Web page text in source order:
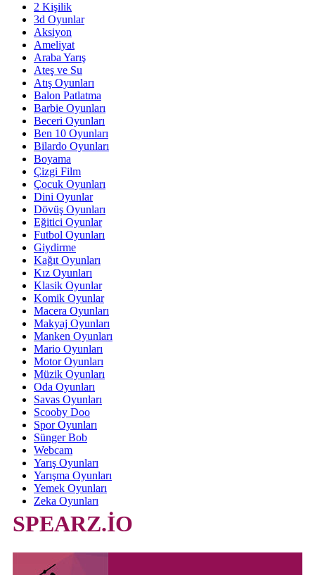
2 Kişilik
3d Oyunlar
Aksiyon
Ameliyat
Araba Yarış
Ateş ve Su
Atış Oyunları
Balon Patlatma
Barbie Oyunları
Beceri Oyunları
Ben 10 Oyunları
Bilardo Oyunları
Boyama
Çizgi Film
Çocuk Oyunları
Dini Oyunlar
Dövüş Oyunları
Eğitici Oyunlar
Futbol Oyunları
Giydirme
Kağıt Oyunları
Kız Oyunları
Klasik Oyunlar
Komik Oyunlar
Macera Oyunları
Makyaj Oyunları
Manken Oyunları
Mario Oyunları
Motor Oyunları
Müzik Oyunları
Oda Oyunları
Savas Oyunları
Scooby Doo
Spor Oyunları
Sünger Bob
Webcam
Yarış Oyunları
Yarışma Oyunları
Yemek Oyunları
Zeka Oyunları
SPEARZ.İO